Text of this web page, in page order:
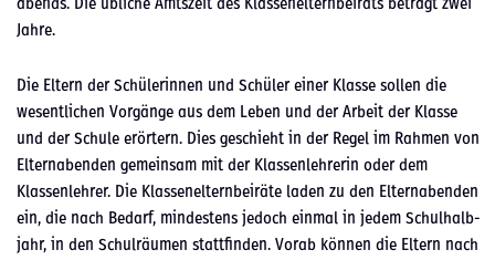
Jahre.
Die Eltern der Schü­lerin­nen und Schüler ein­er Klasse sollen die
wesentlichen Vorgänge aus dem Leben und der Arbeit der Klasse
und der Schule erörtern. Dies geschieht in der Regel im Rah­men von
Eltern­aben­den gemein­sam mit der Klassen­lehrerin oder dem
Klassen­lehrer. Die Klassenel­tern­beiräte laden zu den Eltern­aben­den
ein, die nach Bedarf, min­destens jedoch ein­mal in jedem Schul­hal­b­
jahr, in den Schul­räu­men stat­tfind­en. Vor­ab kön­nen die Eltern nach